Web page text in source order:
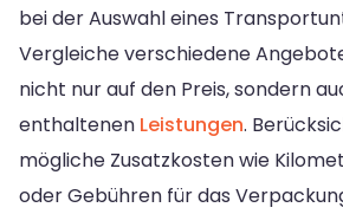
bei der Auswahl eines
Vergleiche verschiedene
nicht nur auf den Preis, sondern
enthaltenen Leistungen.
mögliche Zusatzkosten wie
oder Gebühren für das